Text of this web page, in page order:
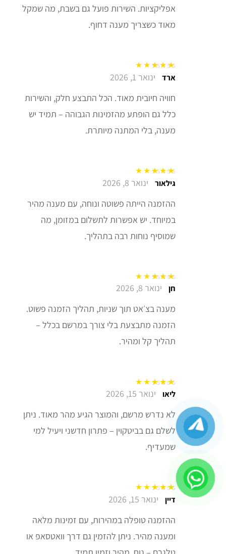
אפליקציות. השירות פועל גם בשבת, מה שמקל
מאוד כשצריך מענה דחוף.
דורג5מתוך 5 ארד ינואר 1, 2026
חוויה חיובית מאוד. הכל התבצע חלק, והשירות
כלל גם הופתע מהזמינות הגבוהה – תמיד יש
מענה, בלי המתנה מיותרת.
דורג5מתוך 5גילאור ינואר 8, 2026
ההזמנה הייתה פשוטה ונוחה, עם מענה מהיר
במיוחד. יש אפשרות לתשלום במזומן, מה
שמוסיף נוחות רבה בתהליך.
דורג5 מתוך 5 חן ינואר 8, 2026
מענה בצ׳אט תוך שניות, תהליך הזמנה פשוט.
הזמנה מתבצעת בלי צורך במרשם בכלל –
תהליך קל ומהיר.
דורג5מתוך 5 ליאו ינואר 15, 2026
לא נדרש מרשם, והמוצר הגיע מהר מאוד. ניתן
לשלם גם בביטקוין – פתרון חדשני ויעיל למי
שמעדיף.
דורג5 מתוך 5 דיין ינואר 15, 2026
ההזמנה טופלה במהירות, עם זמינות מלאה
ומענה מהיר. ניתן להזמין גם דרך וואטסאפ או